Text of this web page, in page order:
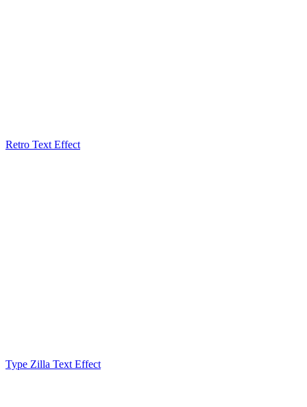
Retro Text Effect
Type Zilla Text Effect